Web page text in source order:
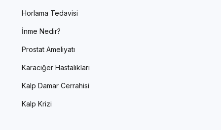
Horlama Tedavisi
İnme Nedir?
Prostat Ameliyatı
Karaciğer Hastalıkları
Kalp Damar Cerrahisi
Kalp Krizi